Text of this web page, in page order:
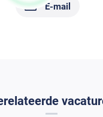
E-mail